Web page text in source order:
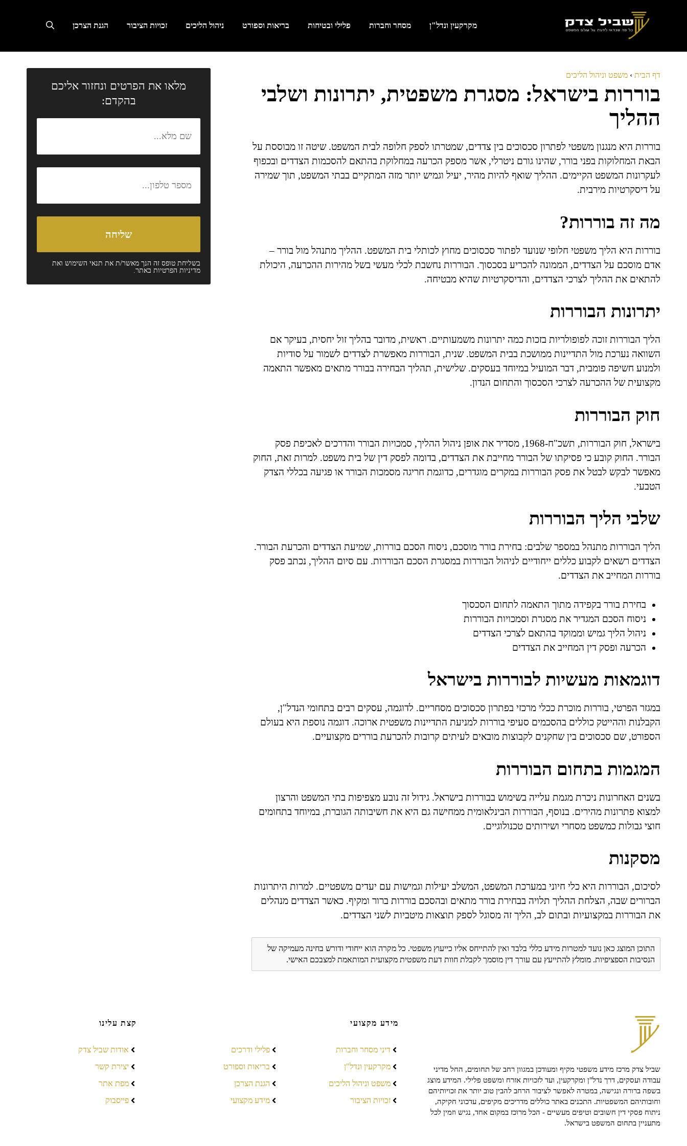
מקרקעין ונדל"ן מסחר וחברות פלילי ובטיחות בריאות וספורט ניהול הליכים זכויות הציבור הגנת הצרכן
דף הבית › משפט וניהול הליכים
בוררות בישראל: מסגרת משפטית, יתרונות ושלבי
ההליך
בוררות היא מנגנון משפטי לפתרון סכסוכים בין צדדים, שמטרתו לספק חלופה לבית המשפט. שיטה זו מבוססת על
הבאת המחלוקות בפני בורר, שהינו גורם ניטרלי, אשר מספק הכרעה במחלוקת בהתאם להסכמות הצדדים ובכפוף
לעקרונות המשפט הקיימים. ההליך שואף להיות מהיר, יעיל וגמיש יותר מזה המתקיים בבתי המשפט, תוך שמירה
על דיסקרטיות מירבית.
מה זה בוררות?
בוררות היא הליך משפטי חלופי שנועד לפתור סכסוכים מחוץ לכותלי בית המשפט. ההליך מתנהל מול בורר –
אדם מוסכם על הצדדים, הממונה להכריע בסכסוך. הבוררות נחשבת לכלי מעשי בשל מהירות ההכרעה, היכולת
להתאים את ההליך לצרכי הצדדים, והדיסקרטיות שהיא מבטיחה.
יתרונות הבוררות
הליך הבוררות זוכה לפופולריות בזכות כמה יתרונות משמעותיים. ראשית, מדובר בהליך זול יחסית, בעיקר אם
השוואה נערכת מול התדיינות ממושכת בבית המשפט. שנית, הבוררות מאפשרת לצדדים לשמור על סודיות
ולמנוע חשיפה פומבית, דבר המועיל במיוחד בעסקים. שלישית, תהליך הבחירה בבורר מתאים מאפשר התאמה
מקצועית של ההכרעה לצרכי הסכסוך והתחום הנדון.
חוק הבוררות
בישראל, חוק הבוררות, תשכ"ח-1968, מסדיר את אופן ניהול ההליך, סמכויות הבורר והדרכים לאכיפת פסק
הבורר. החוק קובע כי פסיקתו של הבורר מחייבת את הצדדים, בדומה לפסק דין של בית משפט. למרות זאת, החוק
מאפשר לבקש לבטל את פסק הבוררות במקרים מוגדרים, כדוגמת חריגה מסמכות הבורר או פגיעה בכללי הצדק
הטבעי.
שלבי הליך הבוררות
הליך הבוררות מתנהל במספר שלבים: בחירת בורר מוסכם, ניסוח הסכם בוררות, שמיעת הצדדים והכרעת הבורר.
הצדדים רשאים לקבוע כללים ייחודיים לניהול הבוררות במסגרת הסכם הבוררות. עם סיום ההליך, נכתב פסק
בוררות המחייב את הצדדים.
בחירת בורר בקפידה מתוך התאמה לתחום הסכסוך
ניסוח הסכם המגדיר את מסגרת וסמכויות הבוררות
ניהול הליך גמיש וממוקד בהתאם לצרכי הצדדים
הכרעה ופסק דין המחייב את הצדדים
דוגמאות מעשיות לבוררות בישראל
במגזר הפרטי, בוררות מוכרת ככלי מרכזי בפתרון סכסוכים מסחריים. לדוגמה, עסקים רבים בתחומי הנדל"ן,
הקבלנות וההייטק כוללים בהסכמים סעיפי בוררות למניעת התדיינות משפטית ארוכה. דוגמה נוספת היא בעולם
הספורט, שם סכסוכים בין שחקנים לקבוצות מובאים לעיתים קרובות להכרעת בוררים מקצועיים.
המגמות בתחום הבוררות
בשנים האחרונות ניכרת מגמת עלייה בשימוש בבוררות בישראל. גידול זה נובע מצפיפות בתי המשפט והרצון
למצוא פתרונות מהירים. בנוסף, הבוררות הבינלאומית ממחישה גם היא את חשיבותה הגוברת, במיוחד בתחומים
חוצי גבולות כמשפט מסחרי ושירותים טכנולוגיים.
מסקנות
לסיכום, הבוררות היא כלי חיוני במערכת המשפט, המשלב יעילות וגמישות עם יעדים משפטיים. למרות היתרונות
הברורים שבה, הצלחת ההליך תלויה בבחירת בורר מתאים ובהסכם בוררות ברור ומקיף. כאשר הצדדים מנהלים
את הבוררות במקצועיות ובתום לב, הליך זה מסוגל לספק תוצאות מיטביות לשני הצדדים.
התוכן המוצג כאן נועד למטרות מידע כללי בלבד ואין להתייחס אליו כייעוץ משפטי. כל מקרה הוא ייחודי ודורש בחינה מעמיקה של
הנסיבות הספציפיות. מומלץ להתייעץ עם עורך דין מוסמך לקבלת חוות דעת משפטית מקצועית המותאמת למצבכם האישי.
מלאו את הפרטים ונחזור אליכם
בהקדם:
בשליחת טופס זה הנך מאשר/ת את תנאי השימושואת
מדיניות הפרטיותבאתר.
שביל צדק מרכז מידע משפטי מקיף ומעודכן במגוון רחב של תחומים, החל מדיני
עבודה ועסקים, דרך נדל"ן ומקרקעין, ועד לזכויות אזרח ומשפט פלילי. המידע מוצג
בשפה ברורה ונגישה, במטרה לאפשר לציבור הרחב להבין טוב יותר את זכויותיהם
וחובותיהם המשפטיות. התכנים באתר כוללים מדריכים מקיפים, עדכוני חקיקה,
ניתוח פסקי דין חשובים וטיפים מעשיים - הכל מרוכז במקום אחד, נגיש וזמין לכל
מתעניין בתחום המשפט בישראל.
מידע מקצועי
דיני מסחר וחברות
מקרקעין ונדל"ן
משפט וניהול הליכים
זכויות הציבור
פלילי ודרכים
בריאות וספורט
הגנת הצרכן
מידע מקצועי
קצת עלינו
אודות שביל צדק
יצירת קשר
מפת אתר
פייסבוק